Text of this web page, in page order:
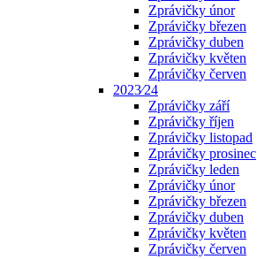
Zprávičky únor
Zprávičky březen
Zprávičky duben
Zprávičky květen
Zprávičky červen
2023⁄24
Zprávičky září
Zprávičky říjen
Zprávičky listopad
Zprávičky prosinec
Zprávičky leden
Zprávičky únor
Zprávičky březen
Zprávičky duben
Zprávičky květen
Zprávičky červen